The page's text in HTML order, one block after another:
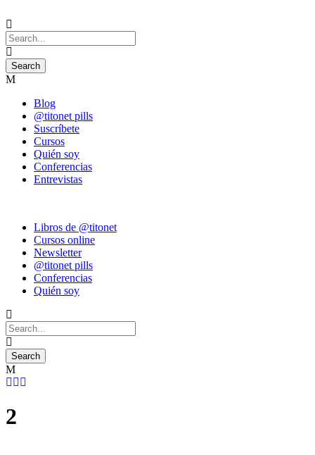
Blog
@titonet pills
Suscríbete
Cursos
Quién soy
Conferencias
Entrevistas
Libros de @titonet
Cursos online
Newsletter
@titonet pills
Conferencias
Quién soy
2